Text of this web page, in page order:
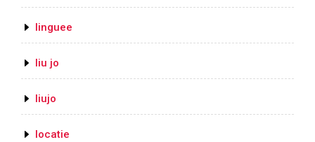
linguee
liu jo
liujo
locatie